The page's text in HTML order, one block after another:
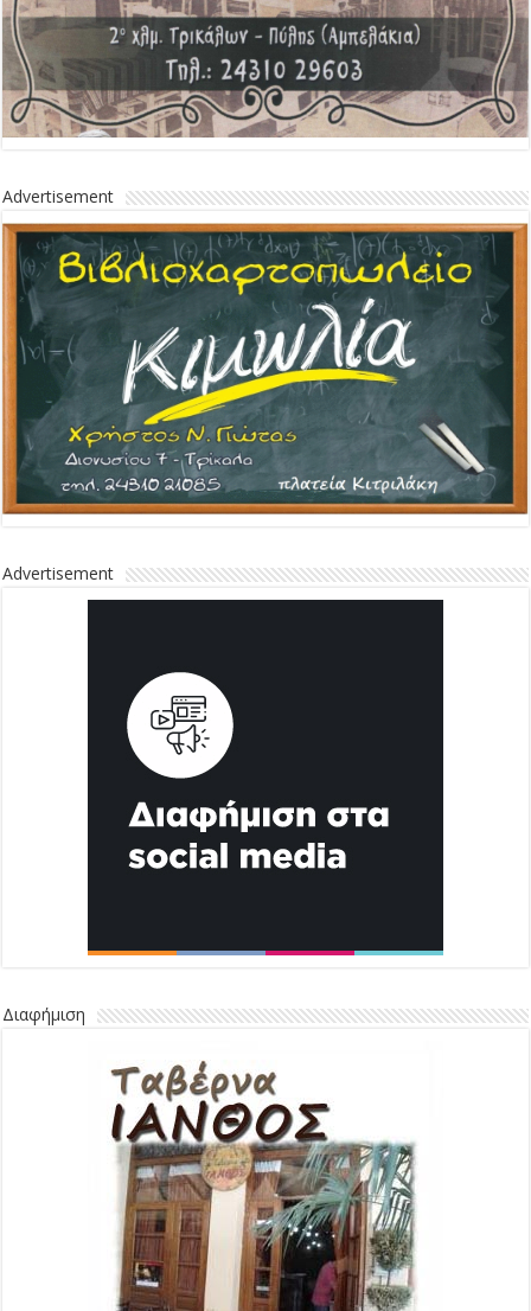
Advertisement
Advertisement
Διαφήμιση